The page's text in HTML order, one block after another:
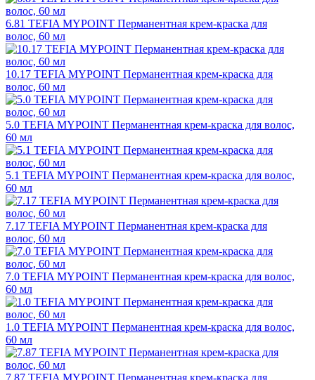
6.81 TEFIA MYPOINT Перманентная крем-краска для
волос, 60 мл
10.17 TEFIA MYPOINT Перманентная крем-краска для
волос, 60 мл
5.0 TEFIA MYPOINT Перманентная крем-краска для волос,
60 мл
5.1 TEFIA MYPOINT Перманентная крем-краска для волос,
60 мл
7.17 TEFIA MYPOINT Перманентная крем-краска для
волос, 60 мл
7.0 TEFIA MYPOINT Перманентная крем-краска для волос,
60 мл
1.0 TEFIA MYPOINT Перманентная крем-краска для волос,
60 мл
7.87 TEFIA MYPOINT Перманентная крем-краска для